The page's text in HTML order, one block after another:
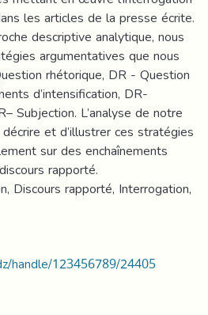
les articles de la presse écrite.
descriptive analytique, nous
argumentatives que nous
rhétorique, DR - Question
d’intensification, DR-
Subjection. L’analyse de notre
et d’illustrer ces stratégies
sur des enchaînements
rapporté.
Discours rapporté, Interrogation,
handle/123456789/24405